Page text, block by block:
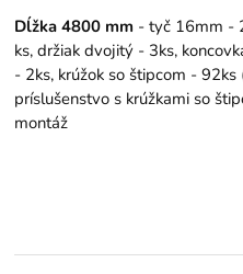
Dĺžka 4800 mm - tyč 16mm -
ks, držiak dvojitý - 3ks,
- 2ks, krúžok so štipcom -
príslušenstvo s krúžkami so
montáž